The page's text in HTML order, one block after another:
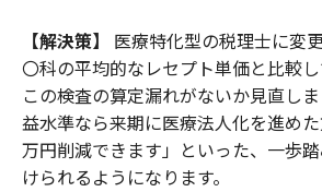
【解決策】
医療特化型の税理士に変
〇科の平均的なレセプト単価と比較し
この検査の算定漏れがないか見直し
益水準なら来期に医療法人化を進め
万円削減できます」といった、一歩
けられるようになります。